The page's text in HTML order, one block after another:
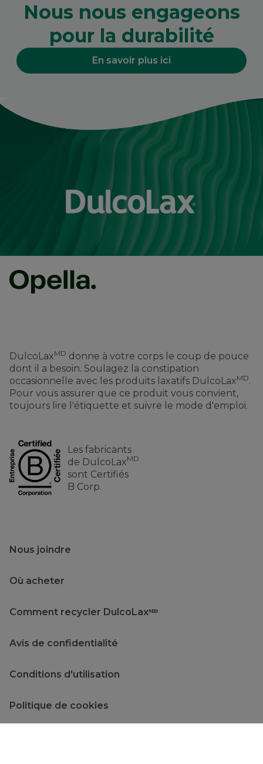
Nous nous engageons
pour la durabilité
En savoir plus ici
DulcoLaxMD donne à votre corps le coup de pouce
dont il a besoin. Soulagez la constipation
occasionnelle avec les produits laxatifs DulcoLaxMD.
Pour vous assurer que ce produit vous convient,
toujours lire l'étiquette et suivre le mode d'emploi.
Les fabricants
de DulcoLaxMD
sont Certifiés
B Corp.
Nous joindre
Où acheter
Comment recycler DulcoLaxᴹᴰ
Avis de confidentialité
Conditions d'utilisation
Politique de cookies